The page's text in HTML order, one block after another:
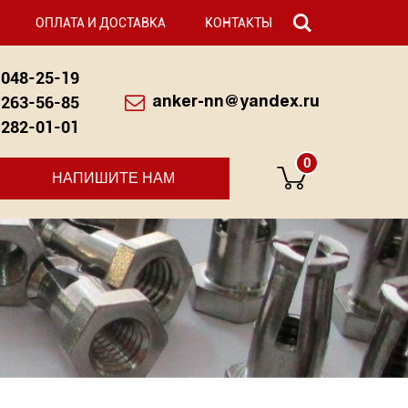
ОПЛАТА И ДОСТАВКА КОНТАКТЫ
25-19
56-85
01-01
anker-nn@yandex.ru
НАПИШИТЕ НАМ
0